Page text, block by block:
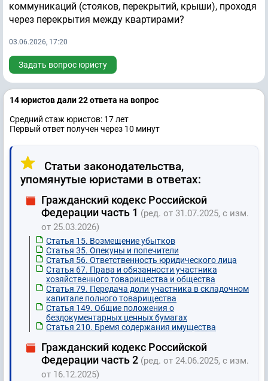
коммуникаций (стояков, перекрытий, крыши), проходя
через перекрытия между квартирами?
03.06.2026, 17:20
Задать вопрос юристу
14 юристов дали 22 ответa на вопрос
Средний стаж юристов: 17 лет
Первый ответ получен через 10 минут
Статьи законодательства,
упомянутые юристами в ответах:
Гражданский кодекс Российской
Федерации часть 1 (ред. от 31.07.2025, с изм.
от 25.03.2026)
Статья 15. Возмещение убытков
Статья 35. Опекуны и попечители
Статья 56. Ответственность юридического лица
Статья 67. Права и обязанности участника
хозяйственного товарищества и общества
Статья 79. Передача доли участника в складочном
капитале полного товарищества
Статья 149. Общие положения о
бездокументарных ценных бумагах
Статья 210. Бремя содержания имущества
Гражданский кодекс Российской
Федерации часть 2 (ред. от 24.06.2025, с изм.
от 16.12.2025)